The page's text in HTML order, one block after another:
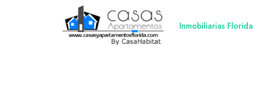
Inmobiliarias Florida